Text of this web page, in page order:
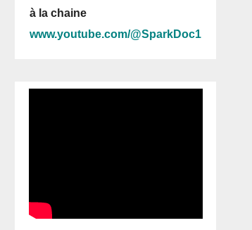
à la chaine
www.youtube.com/@SparkDoc1